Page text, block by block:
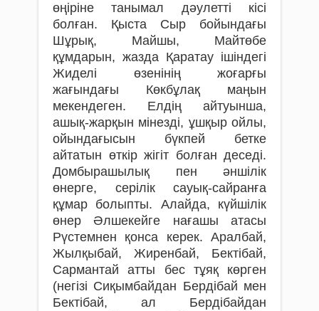
өңіріне танымал дәулетті кісі
болған. Қыста Сыр бойындағы
Шұрық, Майшы, Майтөбе
құмдарын, жазда Қаратау ішіндегі
Жиделі өзенінің жоғарғы
жағындағы Көкбұлақ маңын
мекендеген. Елдің айтуынша,
ашық-жарқын мінезді, ұшқыр ойлы,
ойындағысын бүкпей бетке
айтатын өткір жігіт болған деседі.
Домбырашылық пен әншілік
өнерге, серілік сауық-сайранға
құмар болыпты. Алайда, күйшілік
өнер Әлшекейге нағашы атасы
Рүстемнен қонса керек. Аралбай,
Жылқыбай, Жиренбай, Бектібай,
Сармантай атты бес тұяқ көрген
(негізі Сиқымбайдан Бердібай мен
Бектібай, ал Бердібайдан